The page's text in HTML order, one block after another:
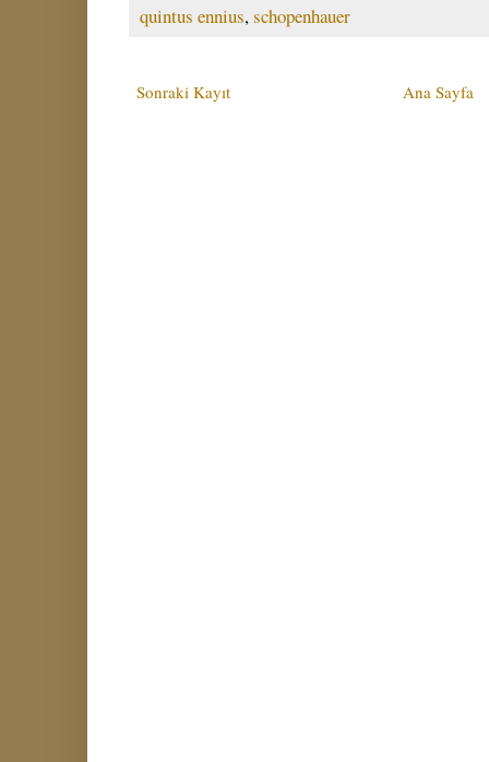
quintus ennius,schopenhauer
Sonraki Kayıt Ana Sayfa